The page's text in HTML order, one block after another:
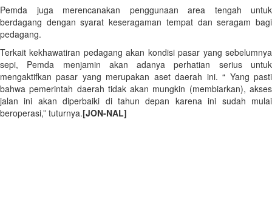
Pemda juga merencanakan penggunaan area tengah untuk
berdagang dengan syarat keseragaman tempat dan seragam bagi
pedagang.
Terkait kekhawatiran pedagang akan kondisi pasar yang sebelumnya
sepi, Pemda menjamin akan adanya perhatian serius untuk
mengaktifkan pasar yang merupakan aset daerah ini. “ Yang pasti
bahwa pemerintah daerah tidak akan mungkin (membiarkan), akses
jalan ini akan diperbaiki di tahun depan karena ini sudah mulai
beroperasi,” tuturnya.[JON-NAL]